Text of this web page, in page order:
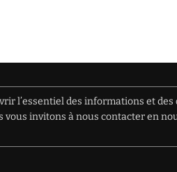
l’essentiel des informations et
invitons à nous contacter en